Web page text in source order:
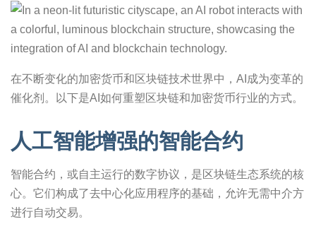
在不断变化的加密货币和区块链技术世界中，AI成为变革的
催化剂。以下是AI如何重塑区块链和加密货币行业的方式。
人工智能增强的智能合约
智能合约，或自主运行的数字协议，是区块链生态系统的核
心。它们构成了去中心化应用程序的基础，允许无需中介方
进行自动交易。